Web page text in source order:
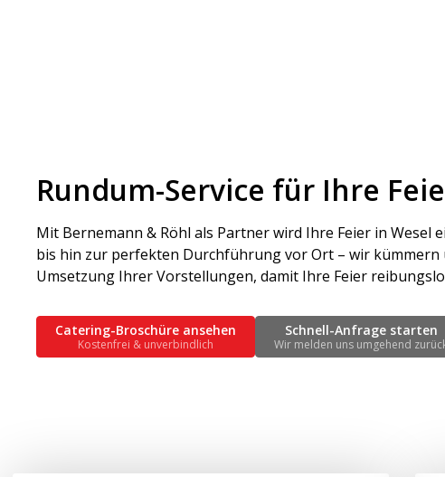
Rundum-Service für Ihre
Mit Bernemann & Röhl als Partner wird Ihre Feier in Wesel
bis hin zur perfekten Durchführung vor Ort – wir
Umsetzung Ihrer Vorstellungen, damit Ihre Feier
Catering-Broschüre ansehen
Kostenfrei & unverbindlich
Schnell-Anfrage starten
Wir melden uns umgehend